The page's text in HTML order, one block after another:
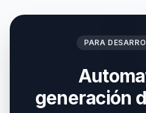
PARA
generación